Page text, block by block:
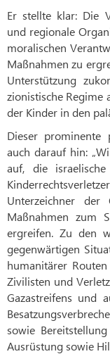
Er stellte klar: Die
und regionale
moralischen
Maßnahmen zu
Unterstützung
zionistische Regime
der Kinder in den
Dieser prominente
auch darauf hin:
auf, die
Unterzeichner der
Maßnahmen zum
ergreifen. Zu den
gegenwärtigen
humanitärer
Zivilisten und
Gazastreifens und
sowie
Ausrüstung sowie